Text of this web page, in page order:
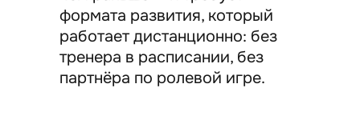
формата развития, который
работает дистанционно: без
тренера в расписании, без
партнёра по ролевой игре.